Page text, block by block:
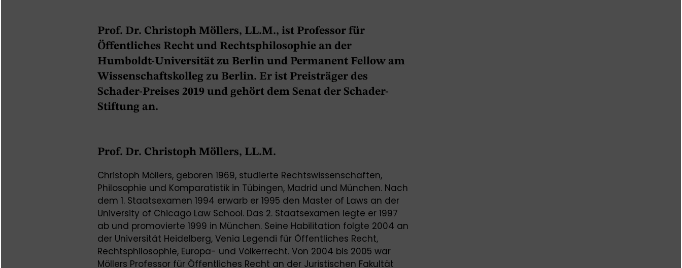
Prof. Dr. Christoph Möllers, LL.M., ist Professor für
Öffentliches Recht und Rechtsphilosophie an der
Humboldt-Universität zu Berlin und Permanent Fellow am
Wissenschaftskolleg zu Berlin. Er ist Preisträger des
Schader-Preises 2019 und gehört dem Senat der Schader-
Stiftung an.
Prof. Dr. Christoph Möllers, LL.M.
Christoph Möllers, geboren 1969, studierte Rechtswissenschaf­ten,
Philosophie und Komparatistik in Tübingen, Madrid und München. Nach
dem 1. Staatsexamen 1994 erwarb er 1995 den Master of Laws an der
University of Chicago Law School. Das 2. Staatsexamen legte er 1997
ab und promovierte 1999 in München. Seine Habilitation folgte 2004 an
der Universität Heidelberg, Venia Legendi für Öffentliches Recht,
Rechtsphilosophie, Europa- und Völkerrecht. Von 2004 bis 2005 war
Möllers Professor für Öffentliches Recht an der Juristischen Fakultät